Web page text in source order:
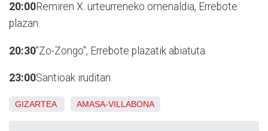
20:00Remiren X. urteurreneko omenaldia, Errebote
plazan.
20:30"Zo-Zongo", Errebote plazatik abiatuta.
23:00Santioak iruditan.
GIZARTEA AMASA-VILLABONA